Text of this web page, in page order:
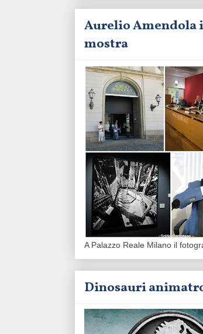
Aurelio Amendola
mostra
A Palazzo Reale Milano il
Dinosauri